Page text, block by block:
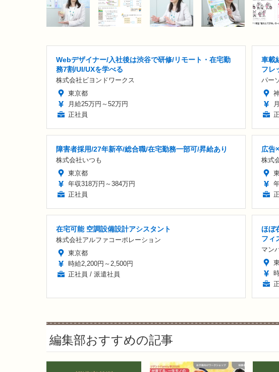
Webデザイナー/入社後は渋谷で研修/リモート・在宅勤
務7割/UI/UXを学べる
株式会社ビヨンドワークス
東京都
月給25万円～52万円
正社員
車載
フレ
パー
障害者採用/27年新卒/総合職/在宅勤務一部可/昇給あり
株式会社いつも
東京都
年収318万円～384万円
正社員
広告
株式
在宅可能 空調設備設計アシスタント
株式会社アルファコーポレーション
東京都
時給2,200円～2,500円
正社員 / 派遣社員
ほぼ
フィ
マン
編集部おすすめの記事